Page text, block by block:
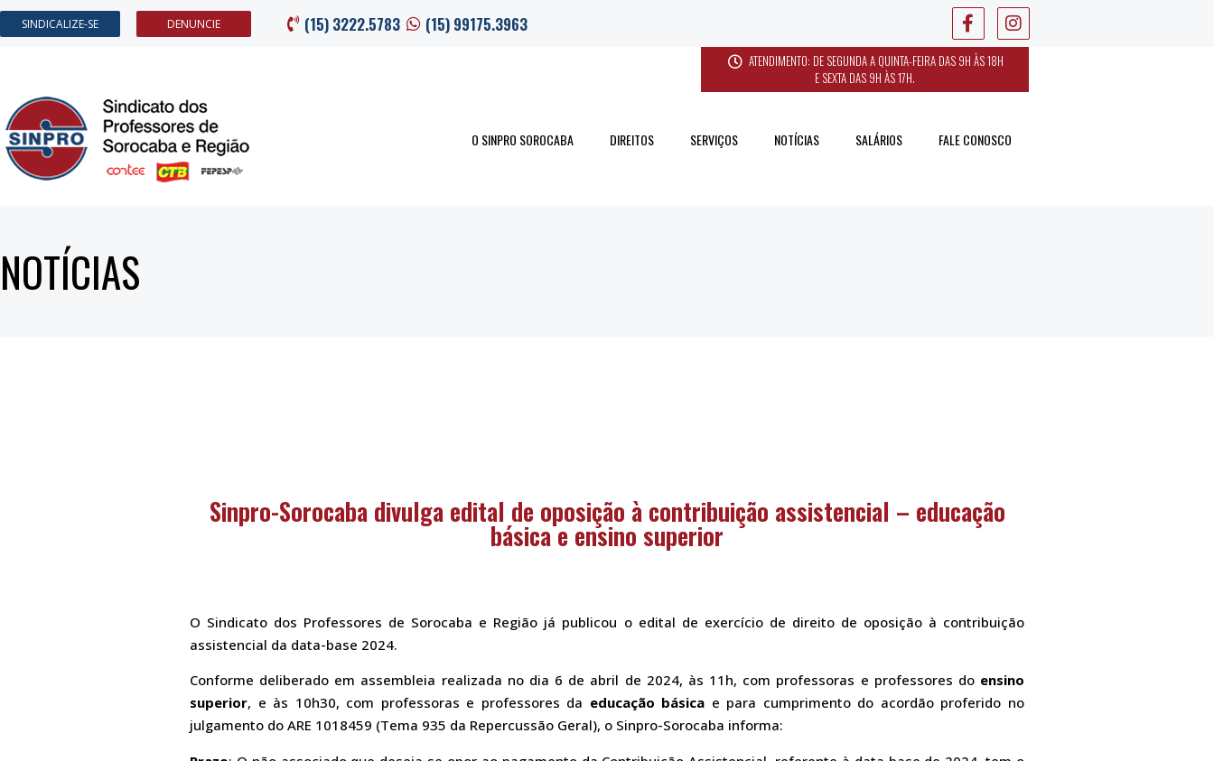
SINDICALIZE-SE DENUNCIE (15) 3222.5783 (15) 99175.3963
ATENDIMENTO: DE SEGUNDA A QUINTA-FEIRA DAS 9H ÀS 18H
E SEXTA DAS 9H ÀS 17H.
O SINPRO SOROCABA DIREITOS SERVIÇOS NOTÍCIAS SALÁRIOS FALE CONOSCO
NOTÍCIAS
Sinpro-Sorocaba divulga edital de oposição à contribuição assistencial – educação
básica e ensino superior
O Sindicato dos Professores de Sorocaba e Região já publicou o edital de exercício de direito de oposição à contribuição
assistencial da data-base 2024.
Conforme deliberado em assembleia realizada no dia 6 de abril de 2024, às 11h, com professoras e professores do ensino
superior, e às 10h30, com professoras e professores da educação básica e para cumprimento do acordão proferido no
julgamento do ARE 1018459 (Tema 935 da Repercussão Geral), o Sinpro-Sorocaba informa: